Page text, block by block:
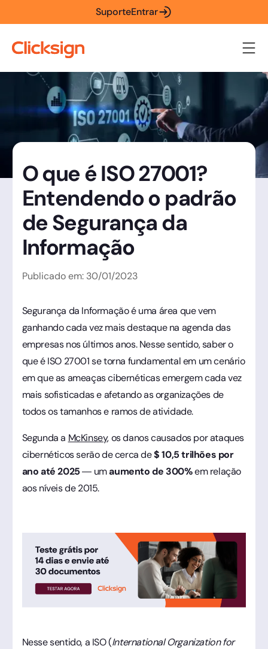
SuporteEntrar
O que é ISO 27001?
Entendendo o padrão
de Segurança da
Informação
Publicado em: 30/01/2023
Segurança da Informação é uma área que vem
ganhando cada vez mais destaque na agenda das
empresas nos últimos anos. Nesse sentido, saber o
que é ISO 27001 se torna fundamental em um cenário
em que as ameaças cibernéticas emergem cada vez
mais sofisticadas e afetando as organizações de
todos os tamanhos e ramos de atividade.
Segunda a McKinsey, os danos causados por ataques
cibernéticos serão de cerca de$ 10,5 trilhões por
ano até 2025— umaumento de 300%em relação
aos níveis de 2015.
Nesse sentido, a ISO (International Organization for